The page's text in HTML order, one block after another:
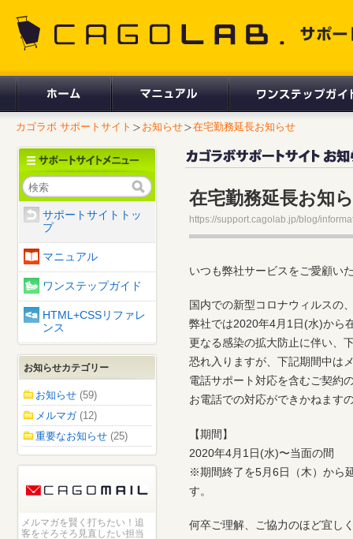
カゴラボ サポートサイト お知らせ 在宅勤務延長お知らせ
在宅勤務延長お知
https://support.cagolab.jp/blog/
いつも弊社サービスをご愛顧い
国内での新型コロナウィルスの
弊社では2020年4月1日(水)から
更なる感染の拡大防止に伴い、
恐れ入りますが、下記期間中は
電話サポート対応を含むご契約
お電話での対応ができかねます
【期間】
2020年4月1日(水)〜当面の間
※期間終了を5月6日（木）から
す。
何卒ご理解、ご協力のほど宜し
検索
サポートサイトトッ
プ
マニュアル
ワンステップガイド
HTML+CSSリファレ
ンス
お知らせカテゴリー
お知らせ (59)
メルマガ(12)
重要なお知らせ (25)
メルマガを賢く打ちたい！追
客をそろそろ見直したい担当